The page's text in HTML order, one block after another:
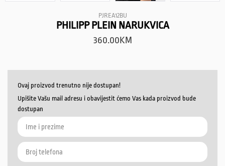
PJREA12BU
PHILIPP PLEIN NARUKVICA
360.00KM
Ovaj proizvod trenutno nije dostupan!
Upišite Vašu mail adresu i obavijestit ćemo Vas kada proizvod bude
dostupan